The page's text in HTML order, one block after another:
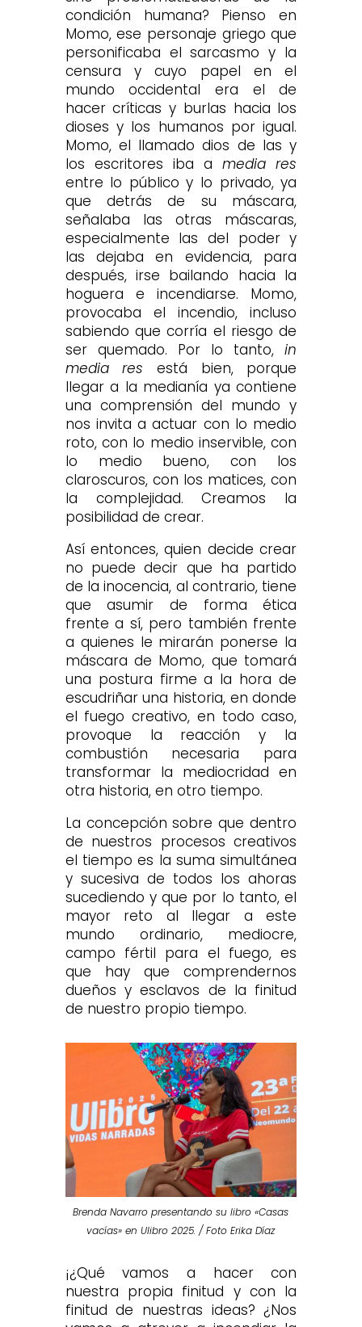
condición humana? Pienso en
Momo, ese personaje griego que
personificaba el sarcasmo y la
censura y cuyo papel en el
mundo occidental era el de
hacer críticas y burlas hacia los
dioses y los humanos por igual.
Momo, el llamado dios de las y
los escritores iba amedia res
entre lo público y lo privado, ya
que detrás de su máscara,
señalaba las otras máscaras,
especialmente las del poder y
las dejaba en evidencia, para
después, irse bailando hacia la
hoguera e incendiarse. Momo,
provocaba el incendio, incluso
sabiendo que corría el riesgo de
ser quemado. Por lo tanto,in
media res está bien, porque
llegar a la medianía ya contiene
una comprensión del mundo y
nos invita a actuar con lo medio
roto, con lo medio inservible, con
lo medio bueno, con los
claroscuros, con los matices, con
la complejidad. Creamos la
posibilidad de crear.
Así entonces, quien decide crear
no puede decir que ha partido
de la inocencia, al contrario, tiene
que asumir de forma ética
frente a sí, pero también frente
a quienes le mirarán ponerse la
máscara de Momo, que tomará
una postura firme a la hora de
escudriñar una historia, en donde
el fuego creativo, en todo caso,
provoque la reacción y la
combustión necesaria para
transformar la mediocridad en
otra historia, en otro tiempo.
La concepción sobre que dentro
de nuestros procesos creativos
el tiempo es la suma simultánea
y sucesiva de todos los ahoras
sucediendo y que por lo tanto, el
mayor reto al llegar a este
mundo ordinario, mediocre,
campo fértil para el fuego, es
que hay que comprendernos
dueños y esclavos de la finitud
de nuestro propio tiempo.
Brenda Navarro presentando su libro «Casas
vacías» en Ulibro 2025. / Foto Erika Díaz
¡¿Qué vamos a hacer con
nuestra propia finitud y con la
finitud de nuestras ideas? ¿Nos